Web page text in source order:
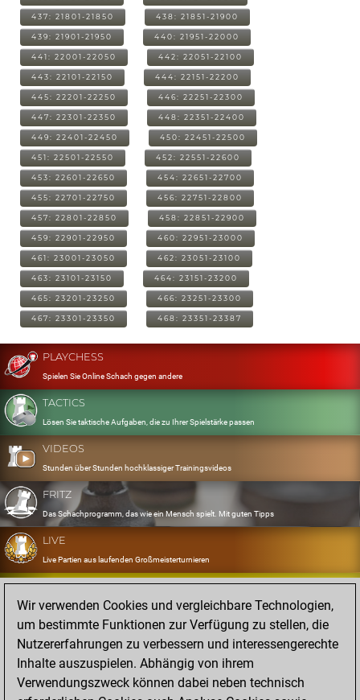
437: 21801-21850 438: 21851-21900
439: 21901-21950 440: 21951-22000
441: 22001-22050 442: 22051-22100
443: 22101-22150 444: 22151-22200
445: 22201-22250 446: 22251-22300
447: 22301-22350 448: 22351-22400
449: 22401-22450 450: 22451-22500
451: 22501-22550 452: 22551-22600
453: 22601-22650 454: 22651-22700
455: 22701-22750 456: 22751-22800
457: 22801-22850 458: 22851-22900
459: 22901-22950 460: 22951-23000
461: 23001-23050 462: 23051-23100
463: 23101-23150 464: 23151-23200
465: 23201-23250 466: 23251-23300
467: 23301-23350 468: 23351-23387
PLAYCHESS
Spielen Sie Online Schach gegen andere
TACTICS
Lösen Sie taktische Aufgaben, die zu Ihrer Spielstärke passen
VIDEOS
Stunden über Stunden hochklassiger Trainingsvideos
FRITZ
Das Schachprogramm, das wie ein Mensch spielt. Mit guten Tipps
LIVE
Live Partien aus laufenden Großmeisterturnieren
OPENINGS
Erfassen und Üben Sie Ihr Eröffnungsrepertoire
DATABASE
Acht Millionen starke Partien
MYGAMES
Speichern und analysieren Sie eigene Partien in der Cloud
Wir verwenden Cookies und vergleichbare Technologien,
um bestimmte Funktionen zur Verfügung zu stellen, die
Nutzererfahrungen zu verbessern und interessengerechte
Inhalte auszuspielen. Abhängig von ihrem
Verwendungszweck können dabei neben technisch